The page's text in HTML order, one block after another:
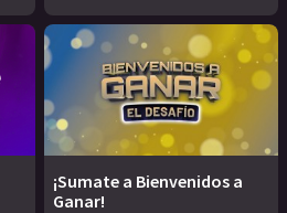
¡Sumate a Bienvenidos a
Ganar!